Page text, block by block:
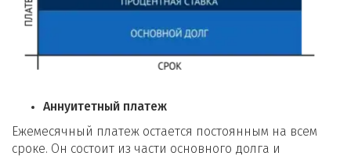
Аннуитетный платеж
Ежемесячный платеж остается постоянным на всем
сроке. Он состоит из части основного долга и